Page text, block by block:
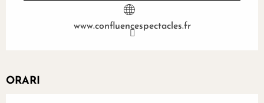
www.confluencespectacles.fr
ORARI